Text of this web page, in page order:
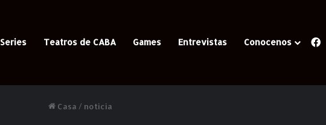
Series Teatros de CABA Games Entrevistas Conocenos
Casa / noticia